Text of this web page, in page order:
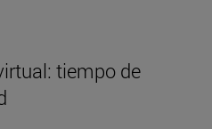
tiempo de